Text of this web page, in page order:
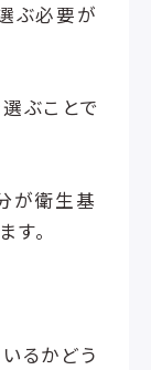
ぶ必要が
ぶことで
が衛生基
。
るかどう